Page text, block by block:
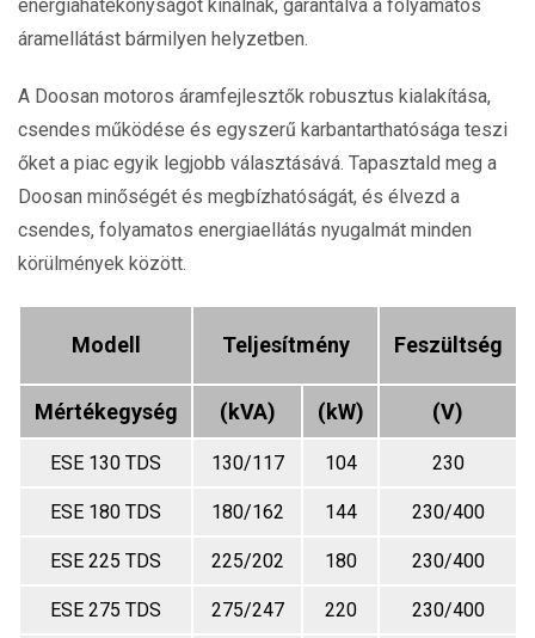
energiahatékonyságot kínálnak, garantálva a folyamatos
áramellátást bármilyen helyzetben.
A Doosan motoros áramfejlesztők robusztus kialakítása,
csendes működése és egyszerű karbantarthatósága teszi
őket a piac egyik legjobb választásává. Tapasztald meg a
Doosan minőségét és megbízhatóságát, és élvezd a
csendes, folyamatos energiaellátás nyugalmát minden
körülmények között.
Modell Teljesítmény Feszültség
Mértékegység (kVA) (kW) (V)
ESE 130 TDS 130/117 104 230
ESE 180 TDS 180/162 144 230/400
ESE 225 TDS 225/202 180 230/400
ESE 275 TDS 275/247 220 230/400